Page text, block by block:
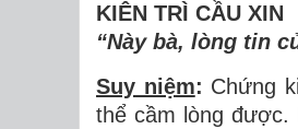
KIÊN TRÌ CẦU XIN
“Này bà, lòng tin
Suy niệm: Chứng
thể cầm lòng được.